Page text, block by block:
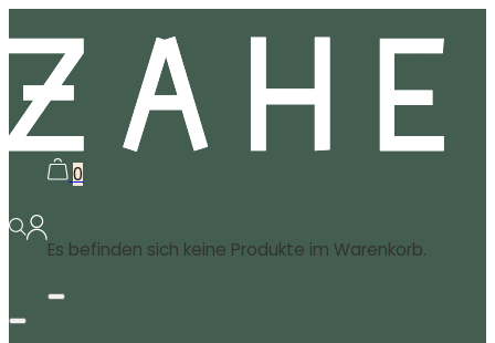
0
Es befinden sich keine Produkte im Warenkorb.